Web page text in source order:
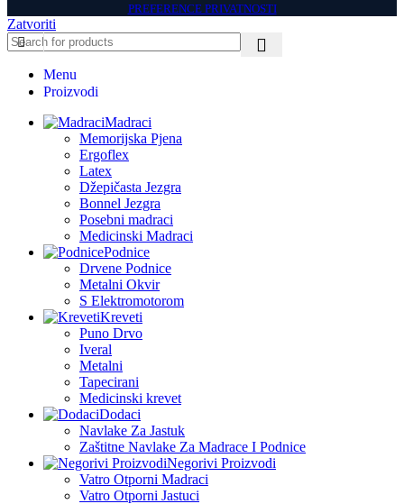
PREFERENCE PRIVATNOSTI
Zatvoriti
Menu
Proizvodi
Madraci
Memorijska Pjena
Ergoflex
Latex
Džepičasta Jezgra
Bonnel Jezgra
Posebni madraci
Medicinski Madraci
Podnice
Drvene Podnice
Metalni Okvir
S Elektromotorom
Kreveti
Puno Drvo
Iveral
Metalni
Tapecirani
Medicinski krevet
Dodaci
Navlake Za Jastuk
Zaštitne Navlake Za Madrace I Podnice
Negorivi Proizvodi
Vatro Otporni Madraci
Vatro Otporni Jastuci